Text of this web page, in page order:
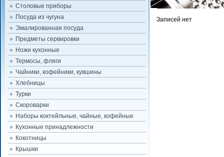
Столовые приборы
Посуда из чугуна
Эмалированная посуда
Предметы сервировки
Ножи кухонные
Термосы, фляги
Чайники, кофейники, кувшины
Хлебницы
Турки
Скороварки
Наборы коктейльные, чайные, кофейные
Кухонные принадлежности
Кокотницы
Крышки
Записей нет